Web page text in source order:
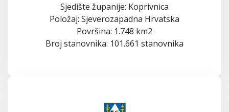
Sjedište županije: Koprivnica
Položaj: Sjeverozapadna Hrvatska
Površina: 1.748 km2
Broj stanovnika: 101.661 stanovnika